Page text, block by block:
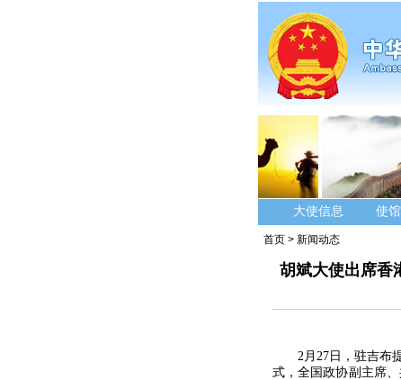
大使信息 使
首页 > 新闻动态
胡斌大使出席香
2月27日，驻吉布
式，全国政协副主席